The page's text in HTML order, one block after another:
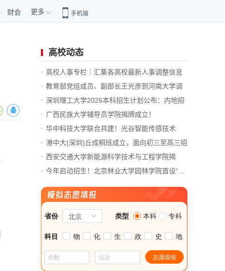
财会 更多 手机端
高校动态
高校人事专栏｜汇集各高校最新人事调整信息
教育部党组成员、副部长王光彦到河南大学调
研
深圳理工大学2026本科招生计划公布：内地招
6...
广西民族大学辅导员学院揭牌成立！
华中科技大学联合共建！光谷智能传感技术
创...
港中大(深圳)丘成桐班成立，面向初三至高三招
生
西安交通大学新能源科学技术与工程学院揭
牌...
今年启动招生！北京林业大学园林学院首设“...